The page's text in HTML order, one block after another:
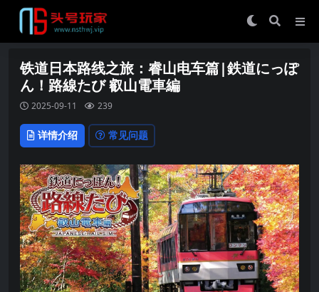
铁道日本路线之旅：睿山电车篇|鉄道にっぽ
ん！路線たび 叡山電車編
2025-09-11 239
详情介绍 常见问题